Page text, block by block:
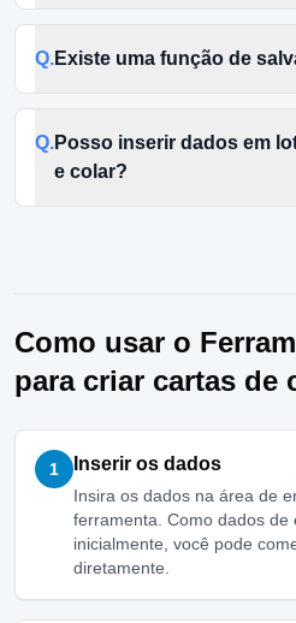
Q.Existe uma função de
Q.Posso inserir dados em
e colar?
Como usar o
para criar cartas de
1 Inserir os dados
Insira os dados na área de
ferramenta. Como dados de
inicialmente, você pode
diretamente.